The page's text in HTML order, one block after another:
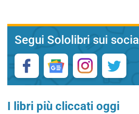
Segui Sololibri sui social
I libri più cliccati oggi